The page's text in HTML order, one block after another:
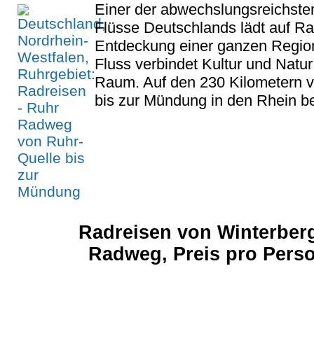
Einer der
Flüsse Deutschlands lädt auf
Entdeckung einer ganzen
Fluss verbindet Kultur und
Raum. Auf den 230 Kilometern
bis zur Mündung in den Rhein
Radreisen von
Radweg, Preis pro